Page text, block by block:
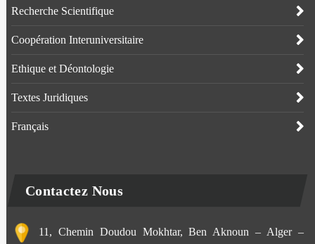
Recherche Scientifique
Coopération Interuniversitaire
Ethique et Déontologie
Textes Juridiques
Français
Contactez Nous
11, Chemin Doudou Mokhtar, Ben Aknoun – Alger –